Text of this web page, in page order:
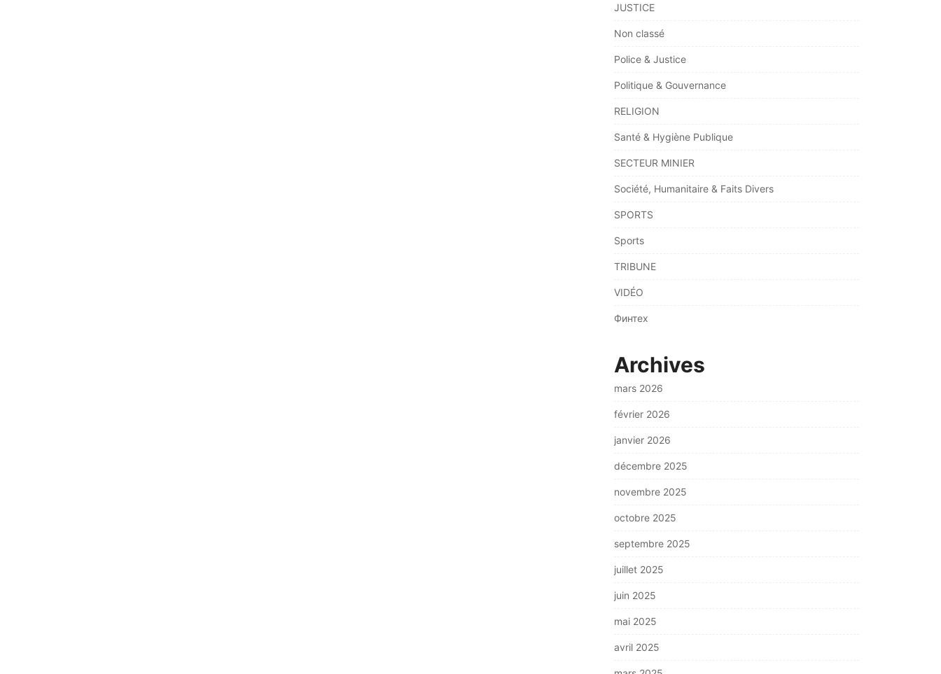
JUSTICE
Non classé
Police & Justice
Politique & Gouvernance
RELIGION
Santé & Hygiène Publique
SECTEUR MINIER
Société, Humanitaire & Faits Divers
SPORTS
Sports
TRIBUNE
VIDÉO
Финтех
Archives
mars 2026
février 2026
janvier 2026
décembre 2025
novembre 2025
octobre 2025
septembre 2025
juillet 2025
juin 2025
mai 2025
avril 2025